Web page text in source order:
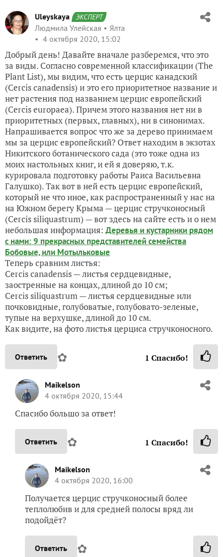
Uleyskaya ЭКСПЕРТ
Людмила Улейская
Ялта
4 октября 2020, 15:02
Добрый день! Давайте вначале разберемся, что это
за виды. Согласно современной классификации (The
Plant List), мы видим, что есть церцис канадский
(Cercis canadensis) и это его приоритетное название и
нет растения под названием церцис европейский
(Cercis europaea). Причем этого названия нет ни в
приоритетных (первых, главных), ни в синонимах.
Напрашивается вопрос что же за дерево принимаем
мы за церцис европейский? Ответ находим в экзотах
Никитского ботанического сада (это тоже одна из
моих настольных книг, и ей я доверяю, т.к.
курировала подготовку работы Раиса Васильевна
Галушко). Так вот в ней есть церцис европейский,
который не что иное, как распространенный у нас на
на Южном берегу Крыма — церцис стручконосный
(Cercis siliquastrum) — вот здесь на сайте есть и о нем
небольшая информация: Деревья и кустарники рядом
с нами: 9 прекрасных представителей семейства
Бобовые, или Мотыльковые
Теперь сравним листья:
Cercis canadensis — листья сердцевидные,
заостренные на концах, длиной до 10 см;
Cercis siliquastrum — листья сердцевидные или
почковидные, голубоватые, голубовато-зеленые,
тупые на верхушке, длиной до 10 см.
Как видите, на фото листья церциса стручконосного.
Ответить ✿ 1 Спасибо!
Maikelson
4 октября 2020, 15:44
Спасибо большо за ответ!
Ответить ✿ 1 Спасибо!
Maikelson
4 октября 2020, 16:00
Получается церцис стручконосный более
теплолюбив и для средней полосы вряд ли
подойдёт?
Ответить ✿